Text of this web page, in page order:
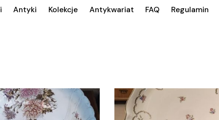
Antyki Kolekcje Antykwariat FAQ Regulamin